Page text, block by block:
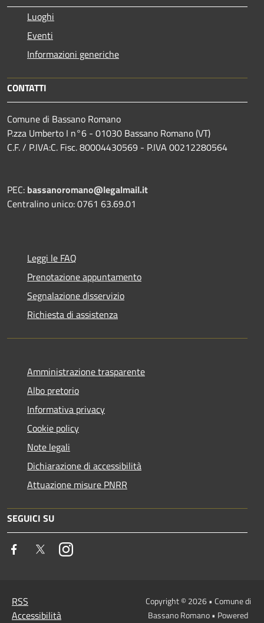
Luoghi
Eventi
Informazioni generiche
CONTATTI
Comune di Bassano Romano
P.zza Umberto I n°6 - 01030 Bassano Romano (VT)
C.F. / P.IVA:C. Fisc. 80004430569 - P.IVA 00212280564
PEC: bassanoromano@legalmail.it
Centralino unico: 0761 63.69.01
Leggi le FAQ
Prenotazione appuntamento
Segnalazione disservizio
Richiesta di assistenza
Amministrazione trasparente
Albo pretorio
Informativa privacy
Cookie policy
Note legali
Dichiarazione di accessibilità
Attuazione misure PNRR
SEGUICI SU
Facebook TwitterInstagram
RSS
Accessibilità
Copyright © 2026 • Comune di
Bassano Romano • Powered